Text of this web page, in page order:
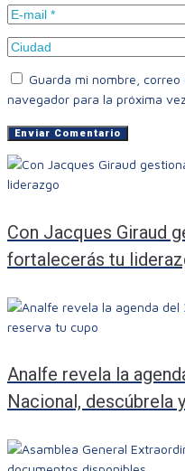
Guarda mi nombre,
navegador para la próxima
Con Jacques Giraud
fortalecerás tu
Analfe revela la
Nacional, descúbrela